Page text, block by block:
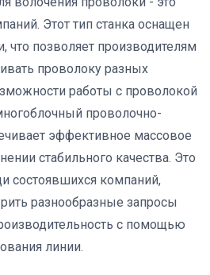
Этот тип станка оснащен
что позволяет производителям
проволоку разных
работы с проволокой
проволочно-
эффективное массовое
стабильного качества. Это
состоявшихся компаний,
разнообразные запросы
с помощью
линии.